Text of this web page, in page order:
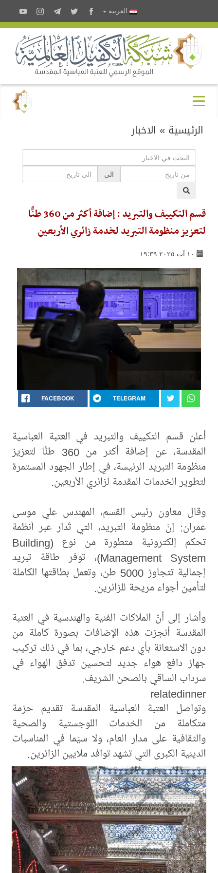
العربية
الرئيسية » الاخبار
الى
قسم التكييف والتبريد : إضافة أكثر من 360 طنًّا
لتعزيز منظومة التبريد لخدمة زائري الأربعين
١٠ آب ٢٠٢٥ ١٩:٣٩
FACEBOOK TELEGRAM
أعلن قسم التكييف والتبريد في العتبة العباسية
المقدسة، عن إضافة أكثر من 360 طنًّا لتعزيز
منظومة التبريد الرئيسة، في إطار الجهود المستمرة
لتطوير الخدمات المقدمة لزائري الأربعين.
وقال معاون رئيس القسم، المهندس علي موسى
عمران: إنّ منظومة التبريد، التي تُدار عبر أنظمة
تحكم إلكترونية متطورة من نوع (Building
Management System)، توفر طاقة تبريد
إجمالية تتجاوز 5000 طن، وتعمل بطاقتها الكاملة
لتأمين أجواء مريحة للزائرين.
وأشار إلى أنّ الملاكات الفنية والهندسية في العتبة
المقدسة أنجزت هذه الإضافات بصورة كاملة من
دون الاستعانة بأي دعم خارجي، بما في ذلك تركيب
جهاز دافع هواء جديد لتحسين تدفق الهواء في
سرداب الساقي بالصحن الشريف.
relatedinner
وتواصل العتبة العباسية المقدسة تقديم حزمة
متكاملة من الخدمات اللوجستية والصحية
والثقافية على مدار العام، ولا سيّما في المناسبات
الدينية الكبرى التي تشهد توافد ملايين الزائرين.